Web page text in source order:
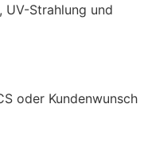
UV-Strahlung und
oder Kundenwunsch